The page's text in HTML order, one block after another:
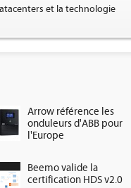
et la technologie
Arrow référence les
onduleurs d'ABB pour
l'Europe
Beemo valide la
certification HDS v2.0